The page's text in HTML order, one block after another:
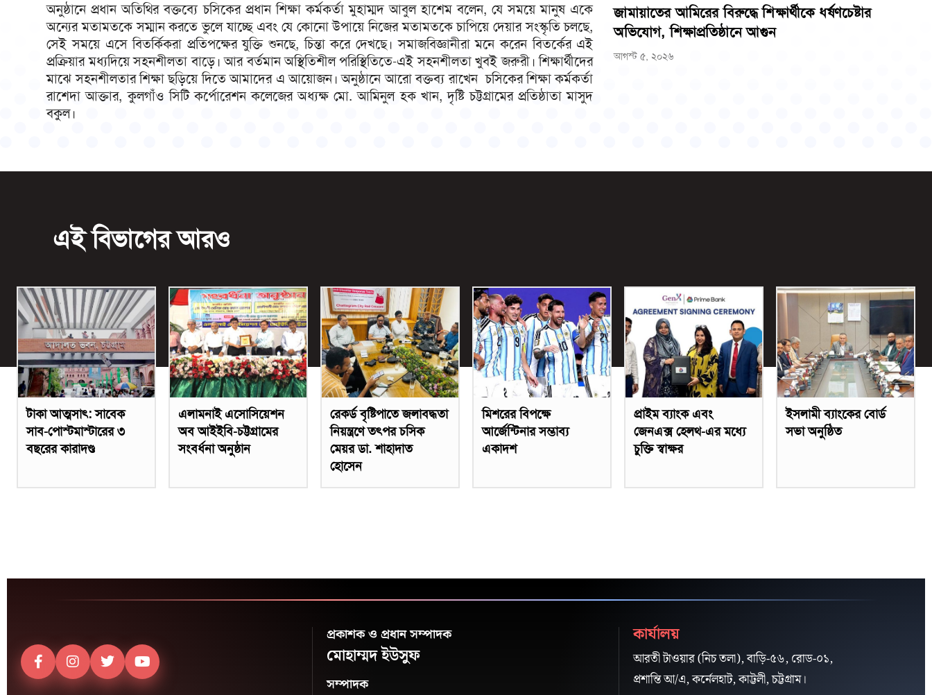
অনুষ্ঠানে প্রধান অতিথির বক্তব্যে চসিকের প্রধান শিক্ষা কর্মকর্তা মুহাম্মদ আবুল হাশেম বলেন, যে সময়ে মানুষ একে
অন্যের মতামতকে সম্মান করতে ভুলে যাচ্ছে এবং যে কোনো উপায়ে নিজের মতামতকে চাপিয়ে দেয়ার সংস্কৃতি চলছে,
সেই সময়ে এসে বিতর্কিকরা প্রতিপক্ষের যুক্তি শুনছে, চিন্তা করে দেখছে। সমাজবিজ্ঞানীরা মনে করেন বিতর্কের এই
প্রক্রিয়ার মধ্যদিয়ে সহনশীলতা বাড়ে। আর বর্তমান অস্থিতিশীল পরিস্থিতিতে-এই সহনশীলতা খুবই জরুরী। শিক্ষার্থীদের
মাঝে সহনশীলতার শিক্ষা ছড়িয়ে দিতে আমাদের এ আয়োজন। অনুষ্ঠানে আরো বক্তব্য রাখেন চসিকের শিক্ষা কর্মকর্তা
রাশেদা আক্তার, কুলগাঁও সিটি কর্পোরেশন কলেজের অধ্যক্ষ মো. আমিনুল হক খান, দৃষ্টি চট্টগ্রামের প্রতিষ্ঠাতা মাসুদ
বকুল।
জামায়াতের আমিরের বিরুদ্ধে শিক্ষার্থীকে ধর্ষণচেষ্টার
অভিযোগ, শিক্ষাপ্রতিষ্ঠানে আগুন
আগস্ট ৫, ২০২৬
এই বিভাগের আরও
টাকা আত্মসাৎ: সাবেক
সাব-পোস্টমাস্টারের ৩
বছরের কারাদণ্ড
এলামনাই এসোসিয়েশন
অব আইইবি-চট্টগ্রামের
সংবর্ধনা অনুষ্ঠান
রেকর্ড বৃষ্টিপাতে জলাবদ্ধতা
নিয়ন্ত্রণে তৎপর চসিক
মেয়র ডা. শাহাদাত
হোসেন
মিশরের বিপক্ষে
আর্জেন্টিনার সম্ভাব্য
একাদশ
প্রাইম ব্যাংক এবং
জেনএক্স হেলথ-এর মধ্যে
চুক্তি স্বাক্ষর
ইসলামী ব্যাংকের বোর্ড
সভা অনুষ্ঠিত
প্রকাশক ও প্রধান সম্পাদক
মোহাম্মদ ইউসুফ
সম্পাদক
কার্যালয়
আরতী টাওয়ার (নিচ তলা), বাড়ি-৫৬, রোড-০১,
প্রশান্তি আ/এ, কর্নেলহাট, কাট্টলী, চট্টগ্রাম।